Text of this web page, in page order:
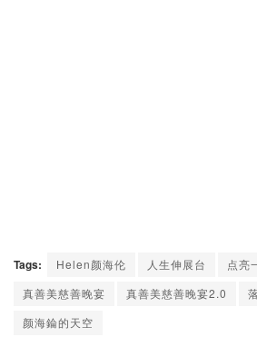
Tags: Helen颜海伦 人生伸展台
点亮
真善美慈善晚宴
真善美慈善晚宴2.0
颜海錀的天空